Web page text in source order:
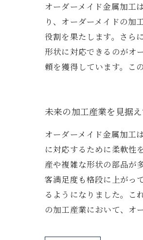
オーダーメイド金属加工
り、オーダーメイドの加
役割を果たします。さら
形状に対応できるのがオ
頼を獲得しています。こ
未来の加工産業を見据
オーダーメイド金属加工
に対応するために柔軟性
産や複雑な形状の部品が
客満足度も格段に上がっ
るようになりました。こ
の加工産業において、オ